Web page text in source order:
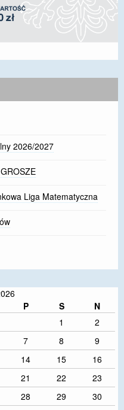
2026/2027
Liga Matematyczna
P S
N
1
2
7 8
9
14 15
16
21 22
23
28 29
30